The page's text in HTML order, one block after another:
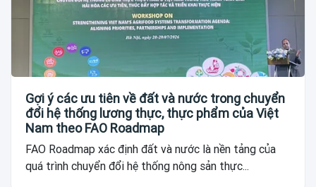
Gợi ý các ưu tiên về đất và nước trong chuyển
đổi hệ thống lương thực, thực phẩm của Việt
Nam theo FAO Roadmap
FAO Roadmap xác định đất và nước là nền tảng của
quá trình chuyển đổi hệ thống nông sản thực...